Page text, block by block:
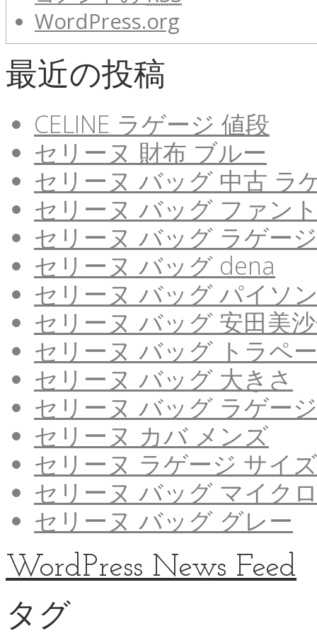
WordPress.org
最近の投稿
CELINE ラゲージ 値段
セリーヌ 財布 ブルー
セリーヌ バッグ 中古 ラ
セリーヌ バッグ ファン
セリーヌ バッグ ラゲー
セリーヌ バッグ dena
セリーヌ バッグ パイソ
セリーヌ バッグ 安田美
セリーヌ バッグ トラペ
セリーヌ バッグ 大きさ
セリーヌ バッグ ラゲージ
セリーヌ カバ メンズ
セリーヌ ラゲージ サイズ
セリーヌ バッグ マイク
セリーヌ バッグ グレー
WordPress News Feed
タグ